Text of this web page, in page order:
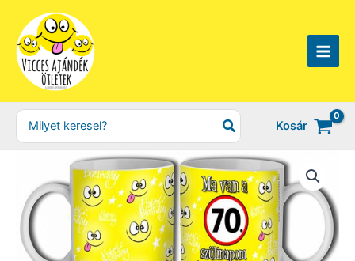
content
Search
for:
Kosár